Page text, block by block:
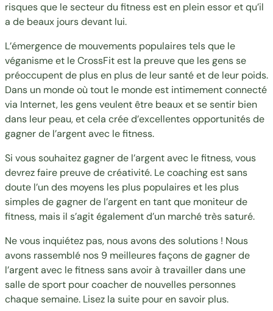
risques que le secteur du fitness est en plein essor et qu’il
a de beaux jours devant lui.
L’émergence de mouvements populaires tels que le
véganisme et le CrossFit est la preuve que les gens se
préoccupent de plus en plus de leur santé et de leur poids.
Dans un monde où tout le monde est intimement connecté
via Internet, les gens veulent être beaux et se sentir bien
dans leur peau, et cela crée d’excellentes opportunités de
gagner de l’argent avec le fitness.
Si vous souhaitez gagner de l’argent avec le fitness, vous
devrez faire preuve de créativité. Le coaching est sans
doute l’un des moyens les plus populaires et les plus
simples de gagner de l’argent en tant que moniteur de
fitness, mais il s’agit également d’un marché très saturé.
Ne vous inquiétez pas, nous avons des solutions ! Nous
avons rassemblé nos 9 meilleures façons de gagner de
l’argent avec le fitness sans avoir à travailler dans une
salle de sport pour coacher de nouvelles personnes
chaque semaine. Lisez la suite pour en savoir plus.